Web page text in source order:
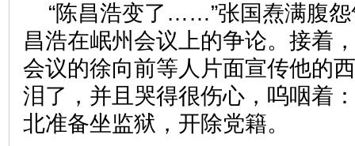
“陈昌浩变了……”张国焘满腹
昌浩在岷州会议上的争论。接着
会议的徐向前等人片面宣传他的
泪了，并且哭得很伤心，呜咽着
北准备坐监狱，开除党籍。